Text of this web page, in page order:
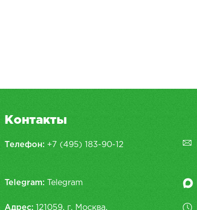
Контакты
Телефон: +7 (495) 183-90-12
Telegram: Telegram
Адрес: 121059, г. Москва,